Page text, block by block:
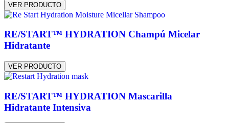
VER PRODUCTO
RE/START™ HYDRATION Champú Micelar
Hidratante
VER PRODUCTO
RE/START™ HYDRATION Mascarilla
Hidratante Intensiva